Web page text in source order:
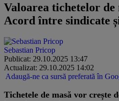
Valoarea tichetelor de
Acord între sindicate
Sebastian Pricop
Publicat: 29.10.2025 13:47
Actualizat: 29.10.2025 14:02
Adaugă-ne ca sursă preferată în
Tichetele de masă vor crește